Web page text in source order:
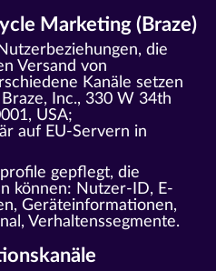
Marketing (Braze)
die
Versand von
Kanäle setzen
Inc., 330 W 34th
USA;
auf EU-Servern in
gepflegt, die
können: Nutzer-ID, E-
Geräteinformationen,
Verhaltenssegmente.